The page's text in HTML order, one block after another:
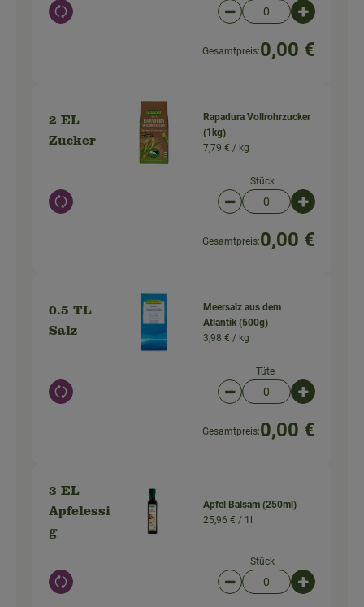
Auswahl ändern Artikelanzahl
Gesamtpreis:0,00 €
2 EL
Zucker
Auswahl ändern
Rapadura Vollrohrzucker
(1kg)
7,79 € / kg
Stück
Artikelanzahl
Gesamtpreis:0,00 €
0.5 TL
Salz
Auswahl ändern
Meersalz aus dem
Atlantik (500g)
3,98 € / kg
Tüte
Artikelanzahl
Gesamtpreis:0,00 €
3 EL
Apfelessi
g
Auswahl ändern
Apfel Balsam (250ml)
25,96 € / 1l
Stück
Artikelanzahl